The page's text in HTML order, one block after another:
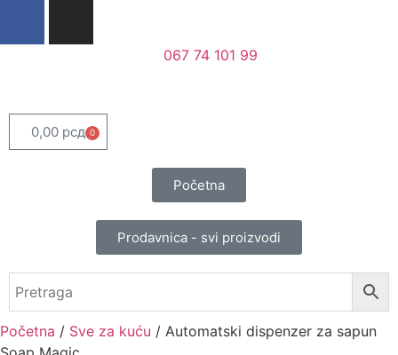
067 74 101 99
0,00 рсд 0
Početna
Prodavnica - svi proizvodi
Početna / Sve za kuću / Automatski dispenzer za sapun